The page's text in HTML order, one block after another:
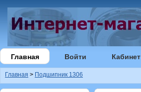
Главная Войти Кабинет
Главная > Подшипник 1306